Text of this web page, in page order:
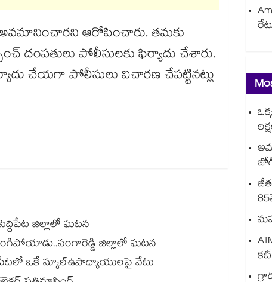
ఆరోపించారు. తమకు
దంపతులు పోలీసులకు ఫిర్యాదు చేశారు.
చేయగా పోలీసులు విచారణ చేపట్టినట్లు
జిల్లాలో ఘటన
జిల్లాలో ఘటన
ఒకే స్కూల్ఉపాధ్యాయులపై వేటు